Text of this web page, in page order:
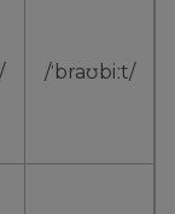
/ˈbraʊbiːt/